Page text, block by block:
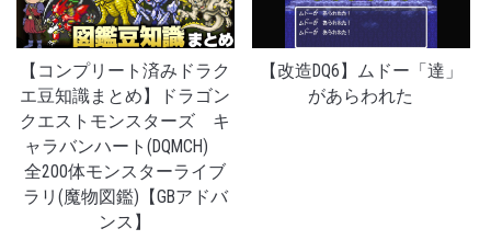
【コンプリート済みドラク
エ豆知識まとめ】ドラゴン
クエストモンスターズ キ
ャラバンハート(DQMCH)
全200体モンスターライブ
ラリ(魔物図鑑)【GBアドバ
ンス】
【改造DQ6】ムドー「達」
があらわれた